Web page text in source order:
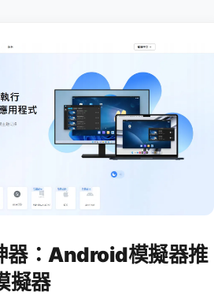
器：Android模擬器推
擬器